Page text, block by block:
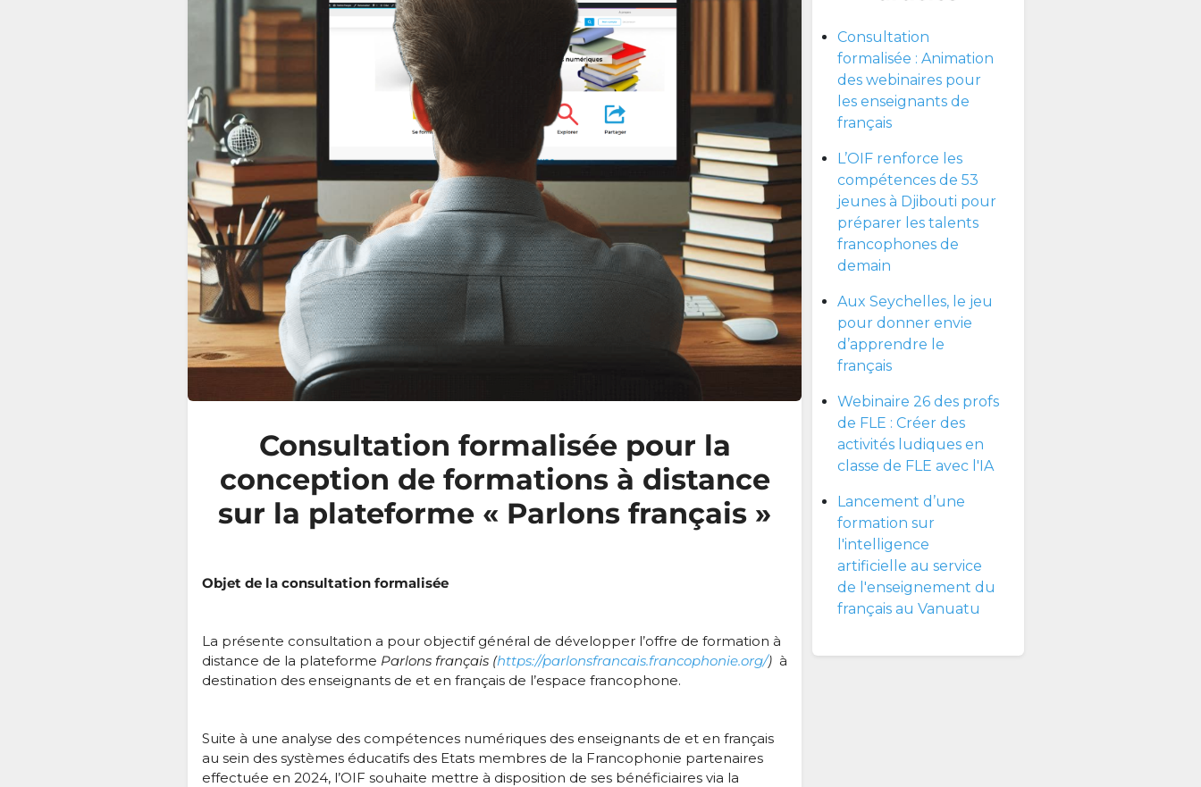
Consultation formalisée pour la
conception de formations à distance
sur la plateforme « Parlons français »
Objet de la consultation formalisée
La présente consultation a pour objectif général de développer l’offre de formation à
distance de la plateforme Parlons français (https://parlonsfrancais.francophonie.org/) à
destination des enseignants de et en français de l’espace francophone.
Suite à une analyse des compétences numériques des enseignants de et en français
au sein des systèmes éducatifs des Etats membres de la Francophonie partenaires
effectuée en 2024, l’OIF souhaite mettre à disposition de ses bénéficiaires via la
Consultation
formalisée : Animation
des webinaires pour
les enseignants de
français
L’OIF renforce les
compétences de 53
jeunes à Djibouti pour
préparer les talents
francophones de
demain
Aux Seychelles, le jeu
pour donner envie
d’apprendre le
français
Webinaire 26 des profs
de FLE : Créer des
activités ludiques en
classe de FLE avec l'IA
Lancement d’une
formation sur
l'intelligence
artificielle au service
de l'enseignement du
français au Vanuatu